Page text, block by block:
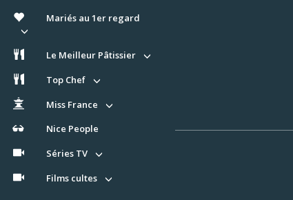
Mariés au 1er regard
Le Meilleur Pâtissier
Top Chef
Miss France
Nice People
Séries TV
Films cultes